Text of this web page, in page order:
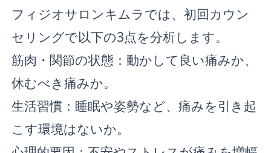
フィジオサロンキムラでは、初回カウン
セリングで以下の3点を分析します。
筋肉・関節の状態：動かして良い痛みか、
休むべき痛みか。
生活習慣：睡眠や姿勢など、痛みを引き起
こす環境はないか。